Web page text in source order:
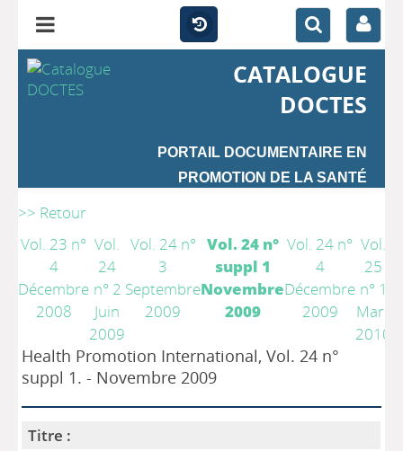
CATALOGUE
DOCTES
PORTAIL DOCUMENTAIRE EN
PROMOTION DE LA SANTÉ
>> Retour
Vol. 23 n°
4
Décembre
2008
Vol.
24
n° 2
Juin
2009
Vol. 24 n°
3
Septembre
2009
Vol. 24 n°
suppl 1
Novembre
2009
Vol. 24 n°
4
Décembre
2009
Vol.
25
n° 1
Mars
2010
Health Promotion International, Vol. 24 n°
suppl 1. - Novembre 2009
Titre :